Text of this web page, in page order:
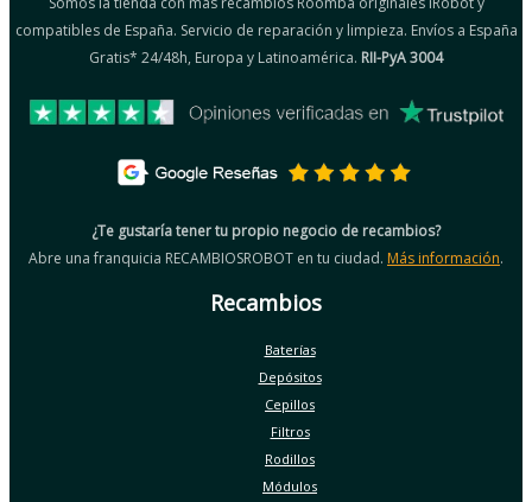
compatibles de España. Servicio de reparación y limpieza. Envíos a España
Gratis* 24/48h, Europa y Latinoamérica. RII-PyA 3004
¿Te gustaría tener tu propio negocio de recambios?
Abre una franquicia RECAMBIOSROBOT en tu ciudad. Más información.
Recambios
Baterías
Depósitos
Cepillos
Filtros
Rodillos
Módulos